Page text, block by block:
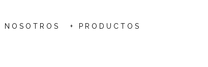
NOSOTROS + PRODUCTOS